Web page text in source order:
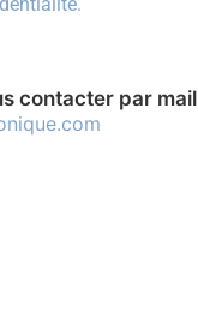
contacter par mail